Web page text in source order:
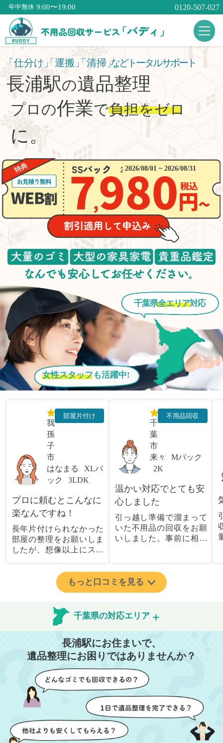
年中無休 9:00〜19:00 0120-507-027
「仕分け」「運搬」「清掃」などトータルサポート
長浦駅の遺品整理
プロの作業で負担をゼロ
に。
2026/08/01 ~ 2026/08/31
女性スタッフ も活躍中!
千葉県全エリア対応
我
孫
子
市
はなまる
XLパ
ック
3LDK
部屋片付け
プロに頼むとこんなに
楽なんですね！
長年片付けられなかった
部屋の整理をお願いしま
したが、想像以上にスム
が集めた物や古い家具が
多く、自分たちだけでは
どうにもならない状態で
んが手際よく片付けてく
れたので、部屋が驚くほ
どスッキリしました。自
分では手が回らなかった
場所も含め、プロの力を
特に、物が散乱していた
部屋の整理や、細かなア
イテムの仕分けを迅速か
つ丁寧に対応していただ
けたのがありがたかった
です。家族それぞれが必
要なものを確認しながら
千
葉
市
来々
Mパック
2K
不用品回収
温かい対応でとても安
心しました
引っ越し準備で溜まって
いた不用品の回収をお願
いしました。事前に相談
古い家具や壊れた家電な
ど、処分が難しいものが
よく対応していただき驚
きました。
当日は2名のスタッフが来
てくださり、作業の流れ
や注意点をしっかり説明
していただけたので、こ
ちらも安心感を持って作
業を見守ることができま
した。運び出しの際も、
壁や床を傷つけないよう
に細心の注意を払ってい
ただき、家全体がスムー
ズに片付いていくのがと
もっと口コミを見る
千葉県の対応エリア
長浦駅にお住まいで、
遺品整理にお困りではありませんか？